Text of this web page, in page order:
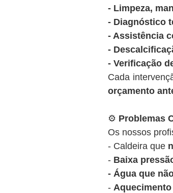
- Limpeza,
- Diagnóstico
- Assistência
-
- Verificação
Cada
orçamento
⚙️ Problemas
Os nossos
- Caldeira que
- Baixa
- Água que
-